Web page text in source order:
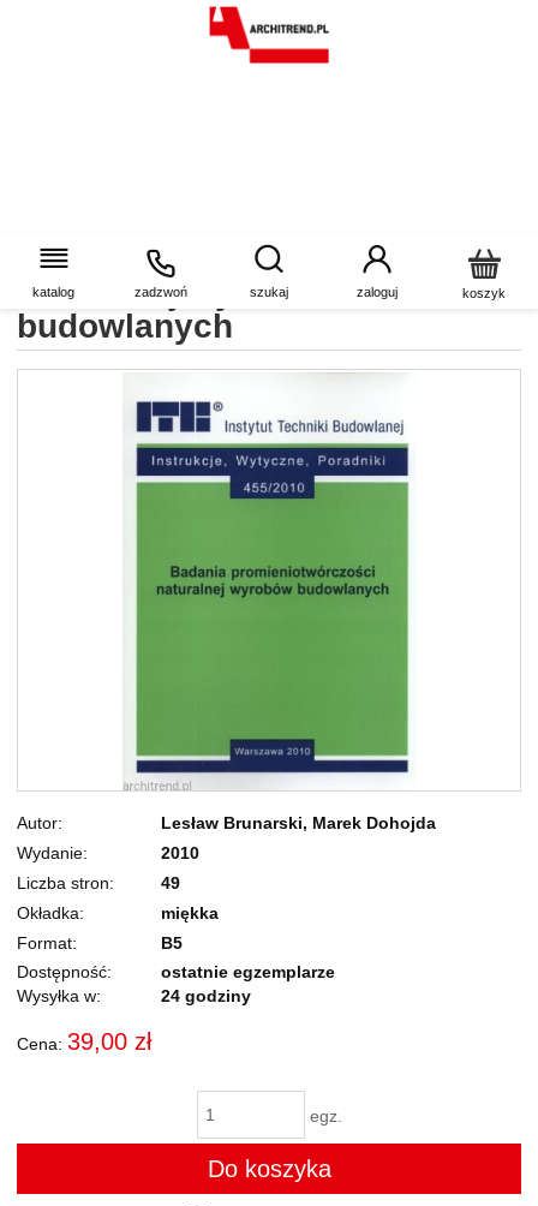
katalog zadzwoń szukaj zaloguj koszyk
Badania promieniotwórczości
naturalnej wyrobów
budowlanych
Autor
Lesław Brunarski, Marek Dohojda
Wydanie
2010
Liczba stron
49
Okładka
miękka
Format
B5
Dostępność:
ostatnie egzemplarze
Wysyłka w:
24 godziny
Cena: 39,00 zł
egz.
Do koszyka